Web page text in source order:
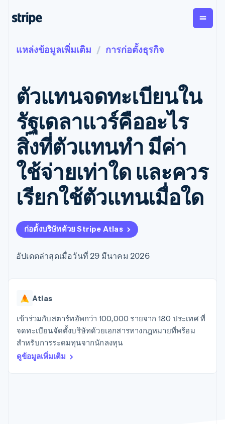
การชำระเงิน
การชำระเงิน
ออนไลน์
Payment links
การชำระเงิน
แบบไม่ต้อง
เขียนโค้ด
Checkout
UI การชำระ
เงินสำเร็จรูป
Elements
องค์ประกอบ UI
ที่ยืดหยุ่น
วิธีการชำระ
มากกว่า 125
รายการ
Authorization
ยกระดับการ
รวดเร็วขึ้น
รายรับ
แบบแผนล่วง
หน้า
Metronome
การเรียกเก็บ
ใช้งาน
การชำระเงิน
ตามรอบบิล
การจัดการ
การชำระเงิน
ตามรอบบิล
Invoicing
ครั้งเดียวหรือ
ตามแบบแผน
ขายและ VAT
อัตโนมัติ
Revenue
Data
Pipeline
การซิงค์
ข้อมูล
การ
Global
Payouts
เบิกจ่าย
ให้กับ
บุคคลที่
สาม
ตามขั้น
ตามกรณีใช้งาน
การค้าแบบใช้เอเจนต์
อีคอมเมิร์ซ
บริการทางการเงินที่ผสาน
รวมในตัว
การทำงานอัตโนมัติด้าน
การเงิน
ธุรกิจทั่วโลก
การชำระเงินในแอป
การจัดการเงิน
แพลตฟอร์ม
เกม
การบริการ การเดินทาง
และสันทนาการ
ประกันภัย
สื่อและความบันเทิง
บริการเฉพาะทาง
เอกสารประกอบ
ไลบรารีและ SDK
Stripe Apps
คู่มือ
รับการชำระเงินออนไลน์
ติดตั้งใช้งานการชำระเงิน
สำเร็จรูป
สร้างแพลตฟอร์มหรือ
มาร์เก็ตเพลส
จัดการการชำระเงินตาม
เสนอการเรียกเก็บเงินตาม
การใช้งาน
รองรับอยู่
จัดเตรียมและจัดการ
การเชื่อมต่อการทำงาน
แอป
ตัวอย่างโค้ด
บล็อกของนักพัฒนา
เรียนรู้
คู่มือ
การสนับสนุน
รับการสนับสนุน
แพ็กเกจการสนับสนุนที่ได้
รับการจัดการ
บริการเฉพาะทาง
บริษัท
แผนงานผลิตภัณฑ์
การประชุมประจำปีแบบ
เซสชัน
การติดต่อ
ติดต่อฝ่ายขาย
แหล่งข้อมูลเพิ่มเติม การก่อตั้งธุรกิจ
ตัวแทนจดทะเบียนใน
รัฐเดลาแวร์คืออะไร
สิ่งที่ตัวแทนทำ มีค่า
ใช้จ่ายเท่าใด และควร
เรียกใช้ตัวแทนเมื่อใด
ก่อตั้งบริษัทด้วย Stripe Atlas
อัปเดตล่าสุดเมื่อวันที่ 29 มีนาคม 2026
Atlas
เข้าร่วมกับสตาร์ทอัพกว่า 100,000 รายจาก 180 ประเทศ ที่
จดทะเบียนจัดตั้งบริษัทด้วยเอกสารทางกฎหมายที่พร้อม
สำหรับการระดมทุนจากนักลงทุน
ดูข้อมูลเพิ่มเติม